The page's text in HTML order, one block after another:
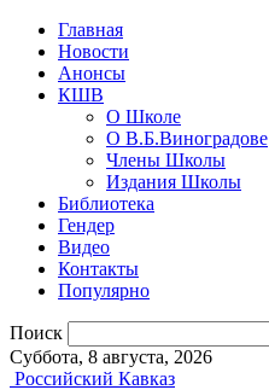
Главная
Новости
Анонсы
КШВ
О Школе
О В.Б.Виноградове
Члены Школы
Издания Школы
Библиотека
Гендер
Видео
Контакты
Популярно
Поиск
Суббота, 8 августа, 2026
Российский Кавказ